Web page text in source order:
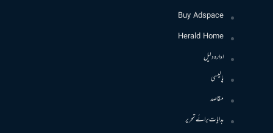
Buy Adspace
Herald Home
ادارہ دلیل
پالیسی
مقاصد
ہدایات برائے تحریر